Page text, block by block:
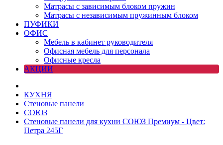
Матрасы с зависимым блоком пружин
Матрасы с независимым пружинным блоком
ПУФИКИ
ОФИС
Мебель в кабинет руководителя
Офисная мебель для персонала
Офисные кресла
АКЦИИ
КУХНЯ
Стеновые панели
СОЮЗ
Стеновые панели для кухни СОЮЗ Премиум - Цвет:
Петра 245Г